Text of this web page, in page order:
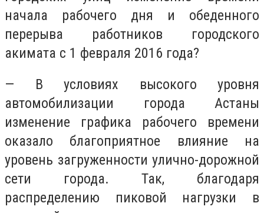
начала рабочего дня и обеденного
перерыва работников городского
акимата с 1 февраля 2016 года?
— В условиях высокого уровня
автомобилизации города Астаны
изменение графика рабочего времени
оказало благоприятное влияние на
уровень загруженности улично-дорожной
сети города. Так, благодаря
распределению пиковой нагрузки в